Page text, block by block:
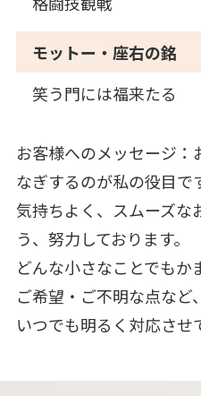
モットー・座右の銘
笑う門には福来たる
お客様へのメッセージ
なぎするのが私の役目で
気持ちよく、スムーズな
う、努力しております。
どんな小さなことでもか
ご希望・ご不明な点など
いつでも明るく対応させ